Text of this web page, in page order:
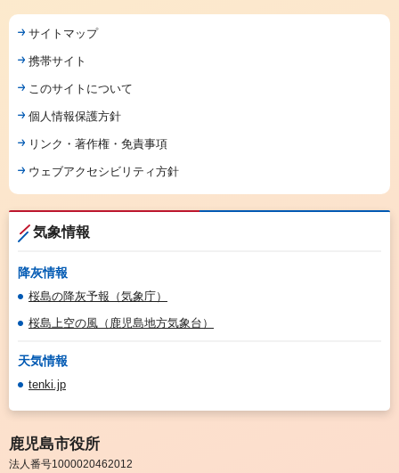
サイトマップ
携帯サイト
このサイトについて
個人情報保護方針
リンク・著作権・免責事項
ウェブアクセシビリティ方針
気象情報
降灰情報
桜島の降灰予報（気象庁）
桜島上空の風（鹿児島地方気象台）
天気情報
tenki.jp
鹿児島市役所
法人番号1000020462012